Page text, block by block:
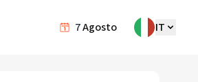
7Agosto IT